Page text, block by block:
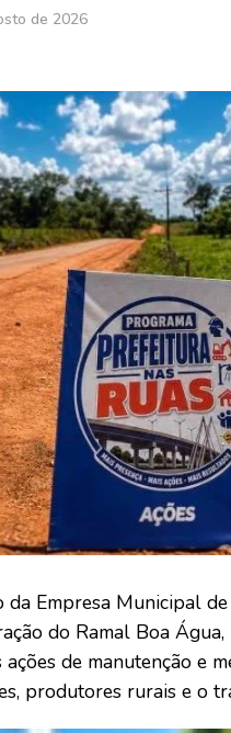
de 2026
Empresa Municipal
do Ramal Boa
de manutenção e
produtores rurais e o